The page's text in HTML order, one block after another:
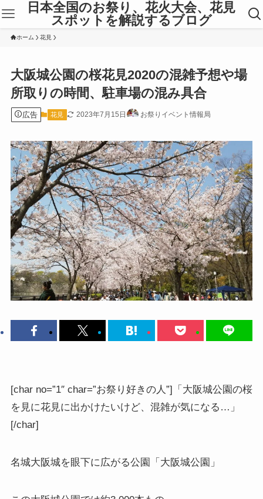
日本全国のお祭り、花火大会、花見
スポットを解説するブログ
ホーム 花見
大阪城公園の桜花見2020の混雑予想や場
所取りの時間、駐車場の混み具合
広告 花見 2023年7月15日 お祭りイベント情報局
[char no=”1″ char=”お祭り好きの人”]「大阪城公園の桜
を見に花見に出かけたいけど、混雑が気になる…」
[/char]
名城大阪城を眼下に広がる公園 「大阪城公園」